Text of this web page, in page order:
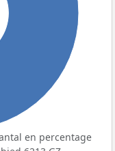
en percentage